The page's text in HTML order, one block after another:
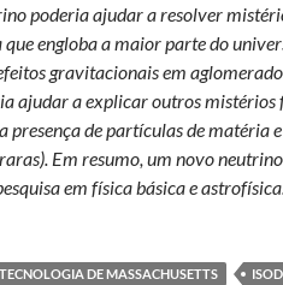
poderia ajudar a resolver
engloba a maior parte do
gravitacionais em
ajudar a explicar outros
presença de partículas de
Em resumo, um novo
em física básica e
DE MASSACHUSETTS